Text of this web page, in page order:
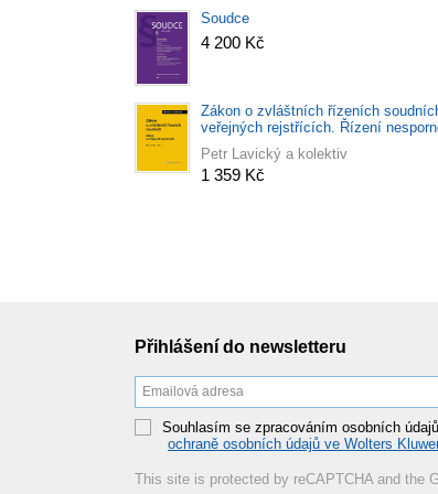
Soudce
4 200 Kč
Zákon o zvláštních řízeních
veřejných rejstřících. Řízení
komentář
Petr Lavický a kolektiv
1 359 Kč
Přihlášení do newsletteru
Souhlasím se zpracováním osobních
ochraně osobních údajů ve Wolters Kluwer
This site is protected by reCAPTCHA and the